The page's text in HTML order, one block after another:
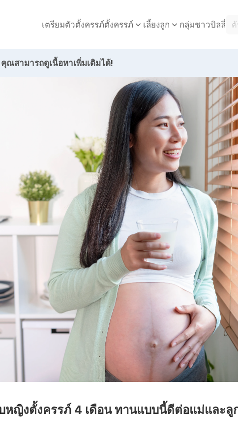
เตรียมตัวตั้งครรภ์ตั้งครรภ์ เลี้ยงลูก กลุ่มชาวบิลลี่
คุณสามารถดูเนื้อหาเพิ่มเติมได้!
หญิงตั้งครรภ์ 4 เดือน ทานแบบนี้ดีต่อแม่และลู